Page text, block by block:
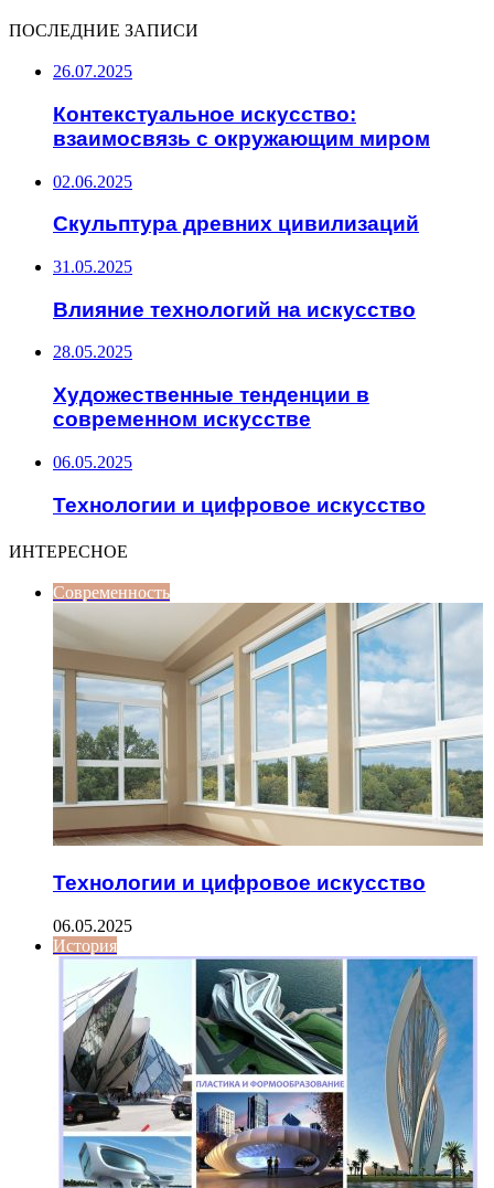
ПОСЛЕДНИЕ ЗАПИСИ
26.07.2025
Контекстуальное искусство:
взаимосвязь с окружающим миром
02.06.2025
Скульптура древних цивилизаций
31.05.2025
Влияние технологий на искусство
28.05.2025
Художественные тенденции в
современном искусстве
06.05.2025
Технологии и цифровое искусство
ИНТЕРЕСНОЕ
Современность
Технологии и цифровое искусство
06.05.2025
История